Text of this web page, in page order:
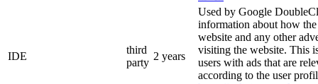
IDE
third
party
2 years
Used by Google
information about how the
website and any other
visiting the website. This
users with ads that are
according to the user